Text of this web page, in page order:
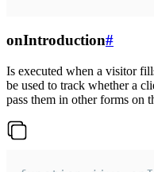
onIntroduction#
Is executed when a visitor
be used to track whether a
pass them in other forms on